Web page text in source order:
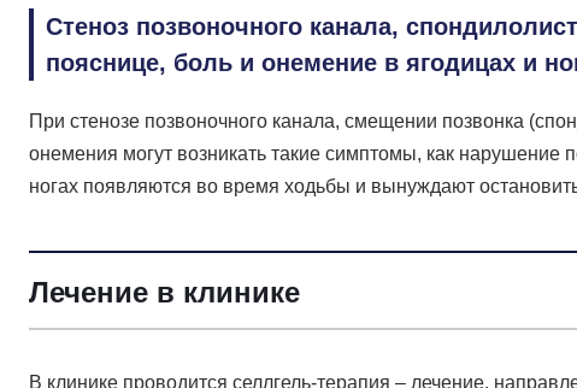
Стеноз позвоночного канала,
пояснице, боль и онемение в ягодицах и
При стенозе позвоночного канала, смещении позвонка
онемения могут возникать такие симптомы, как
ногах появляются во время ходьбы и вынуждают
Лечение в клинике
В клинике проводится селлгель-терапия – лечение,